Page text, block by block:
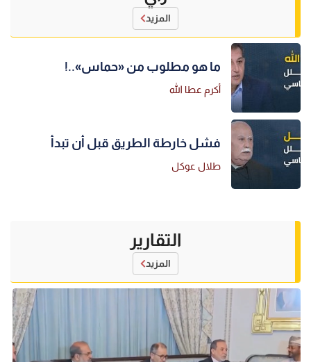
المزيد
ما هو مطلوب من «حماس»..!
أكرم عطا الله
فشل خارطة الطريق قبل أن تبدأ
طلال عوكل
التقارير
المزيد